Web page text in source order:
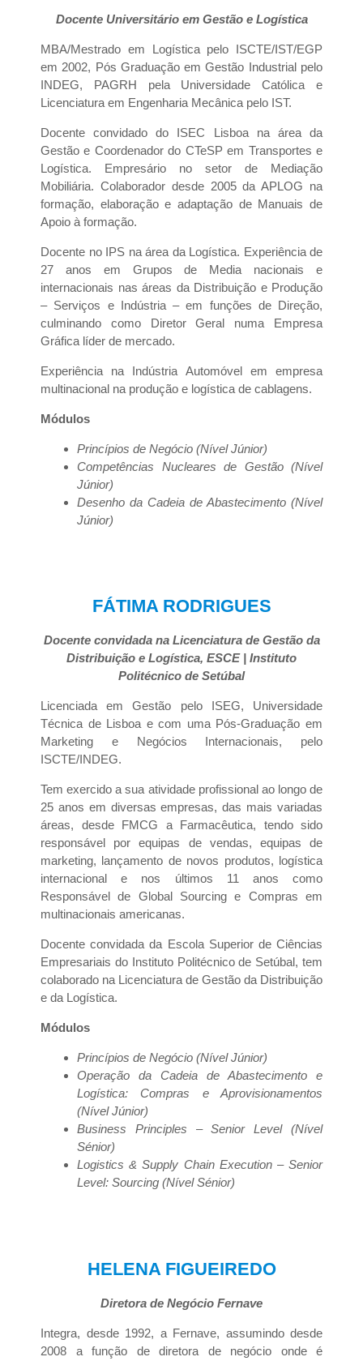
Docente Universitário em Gestão e Logística
MBA/Mestrado em Logística pelo ISCTE/IST/EGP
em 2002, Pós Graduação em Gestão Industrial pelo
INDEG, PAGRH pela Universidade Católica e
Licenciatura em Engenharia Mecânica pelo IST.
Docente convidado do ISEC Lisboa na área da
Gestão e Coordenador do CTeSP em Transportes e
Logística. Empresário no setor de Mediação
Mobiliária. Colaborador desde 2005 da APLOG na
formação, elaboração e adaptação de Manuais de
Apoio à formação.
Docente no IPS na área da Logística. Experiência de
27 anos em Grupos de Media nacionais e
internacionais nas áreas da Distribuição e Produção
– Serviços e Indústria – em funções de Direção,
culminando como Diretor Geral numa Empresa
Gráfica líder de mercado.
Experiência na Indústria Automóvel em empresa
multinacional na produção e logística de cablagens.
Módulos
Princípios de Negócio (Nível Júnior)
Competências Nucleares de Gestão (Nível
Júnior)
Desenho da Cadeia de Abastecimento (Nível
Júnior)
FÁTIMA RODRIGUES
Docente convidada na Licenciatura de Gestão da
Distribuição e Logística, ESCE | Instituto
Politécnico de Setúbal
Licenciada em Gestão pelo ISEG, Universidade
Técnica de Lisboa e com uma Pós-Graduação em
Marketing e Negócios Internacionais, pelo
ISCTE/INDEG.
Tem exercido a sua atividade profissional ao longo de
25 anos em diversas empresas, das mais variadas
áreas, desde FMCG a Farmacêutica, tendo sido
responsável por equipas de vendas, equipas de
marketing, lançamento de novos produtos, logística
internacional e nos últimos 11 anos como
Responsável de Global Sourcing e Compras em
multinacionais americanas.
Docente convidada da Escola Superior de Ciências
Empresariais do Instituto Politécnico de Setúbal, tem
colaborado na Licenciatura de Gestão da Distribuição
e da Logística.
Módulos
Princípios de Negócio (Nível Júnior)
Operação da Cadeia de Abastecimento e
Logística: Compras e Aprovisionamentos
(Nível Júnior)
Business Principles – Senior Level (Nível
Sénior)
Logistics & Supply Chain Execution – Senior
Level: Sourcing (Nível Sénior)
HELENA FIGUEIREDO
Diretora de Negócio Fernave
Integra, desde 1992, a Fernave, assumindo desde
2008 a função de diretora de negócio onde é